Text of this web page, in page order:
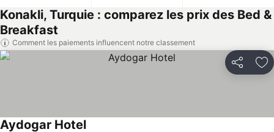
Konakli, Turquie : comparez les prix des Bed &
Breakfast
Comment les paiements influencent notre classement
Partager
Aydogar Hotel